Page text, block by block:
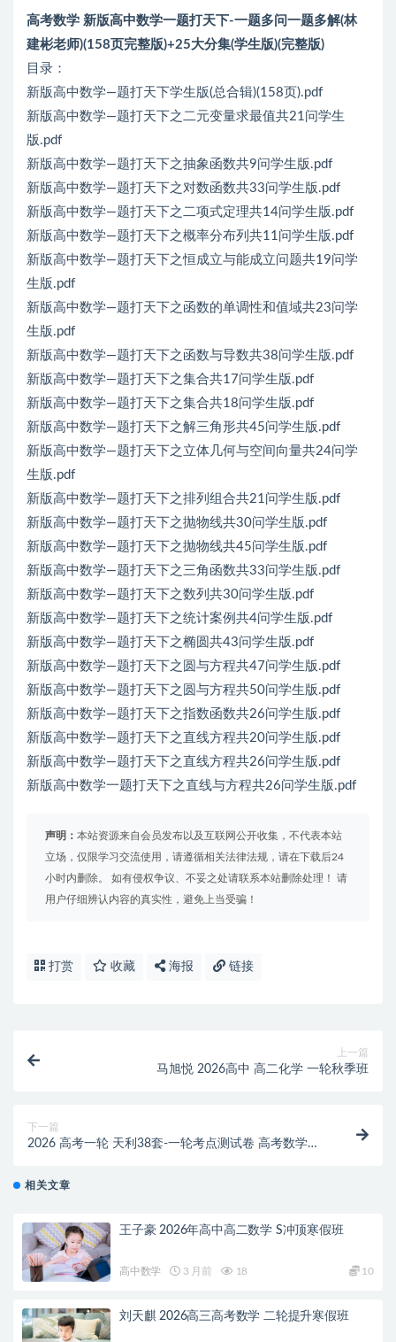
高考数学 新版高中数学一题打天下-一题多问一题多解(林
建彬老师)(158页完整版)+25大分集(学生版)(完整版)
目录：
新版高中数学—题打天下学生版(总合辑)(158页).pdf
新版高中数学—题打天下之二元变量求最值共21问学生
版.pdf
新版高中数学—题打天下之抽象函数共9问学生版.pdf
新版高中数学—题打天下之对数函数共33问学生版.pdf
新版高中数学—题打天下之二项式定理共14问学生版.pdf
新版高中数学—题打天下之概率分布列共11问学生版.pdf
新版高中数学—题打天下之恒成立与能成立问题共19问学
生版.pdf
新版高中数学—题打天下之函数的单调性和值域共23问学
生版.pdf
新版高中数学—题打天下之函数与导数共38问学生版.pdf
新版高中数学—题打天下之集合共17问学生版.pdf
新版高中数学—题打天下之集合共18问学生版.pdf
新版高中数学—题打天下之解三角形共45问学生版.pdf
新版高中数学—题打天下之立体几何与空间向量共24问学
生版.pdf
新版高中数学—题打天下之排列组合共21问学生版.pdf
新版高中数学—题打天下之抛物线共30问学生版.pdf
新版高中数学—题打天下之抛物线共45问学生版.pdf
新版高中数学—题打天下之三角函数共33问学生版.pdf
新版高中数学—题打天下之数列共30问学生版.pdf
新版高中数学—题打天下之统计案例共4问学生版.pdf
新版高中数学—题打天下之椭圆共43问学生版.pdf
新版高中数学—题打天下之圆与方程共47问学生版.pdf
新版高中数学—题打天下之圆与方程共50问学生版.pdf
新版高中数学—题打天下之指数函数共26问学生版.pdf
新版高中数学—题打天下之直线方程共20问学生版.pdf
新版高中数学—题打天下之直线方程共26问学生版.pdf
新版高中数学一题打天下之直线与方程共26问学生版.pdf
声明： 本站资源来自会员发布以及互联网公开收集，不代表本站
立场，仅限学习交流使用，请遵循相关法律法规，请在下载后24
小时内删除。 如有侵权争议、不妥之处请联系本站删除处理！ 请
用户仔细辨认内容的真实性，避免上当受骗！
打赏 收藏 海报 链接
上一篇
马旭悦 2026高中 高二化学 一轮秋季班
下一篇
2026 高考一轮 天利38套-一轮考点测试卷 高考数学测
相关文章
王子豪 2026年高中高二数学 S冲顶寒假班
高中数学 3 月前 18 10
刘天麒 2026高三高考数学 二轮提升寒假班